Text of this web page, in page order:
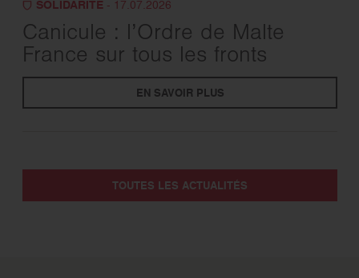
SOLIDARITÉ- 17.07.2026
Canicule : l’Ordre de Malte
France sur tous les fronts
EN SAVOIR PLUS
TOUTES LES ACTUALITÉS